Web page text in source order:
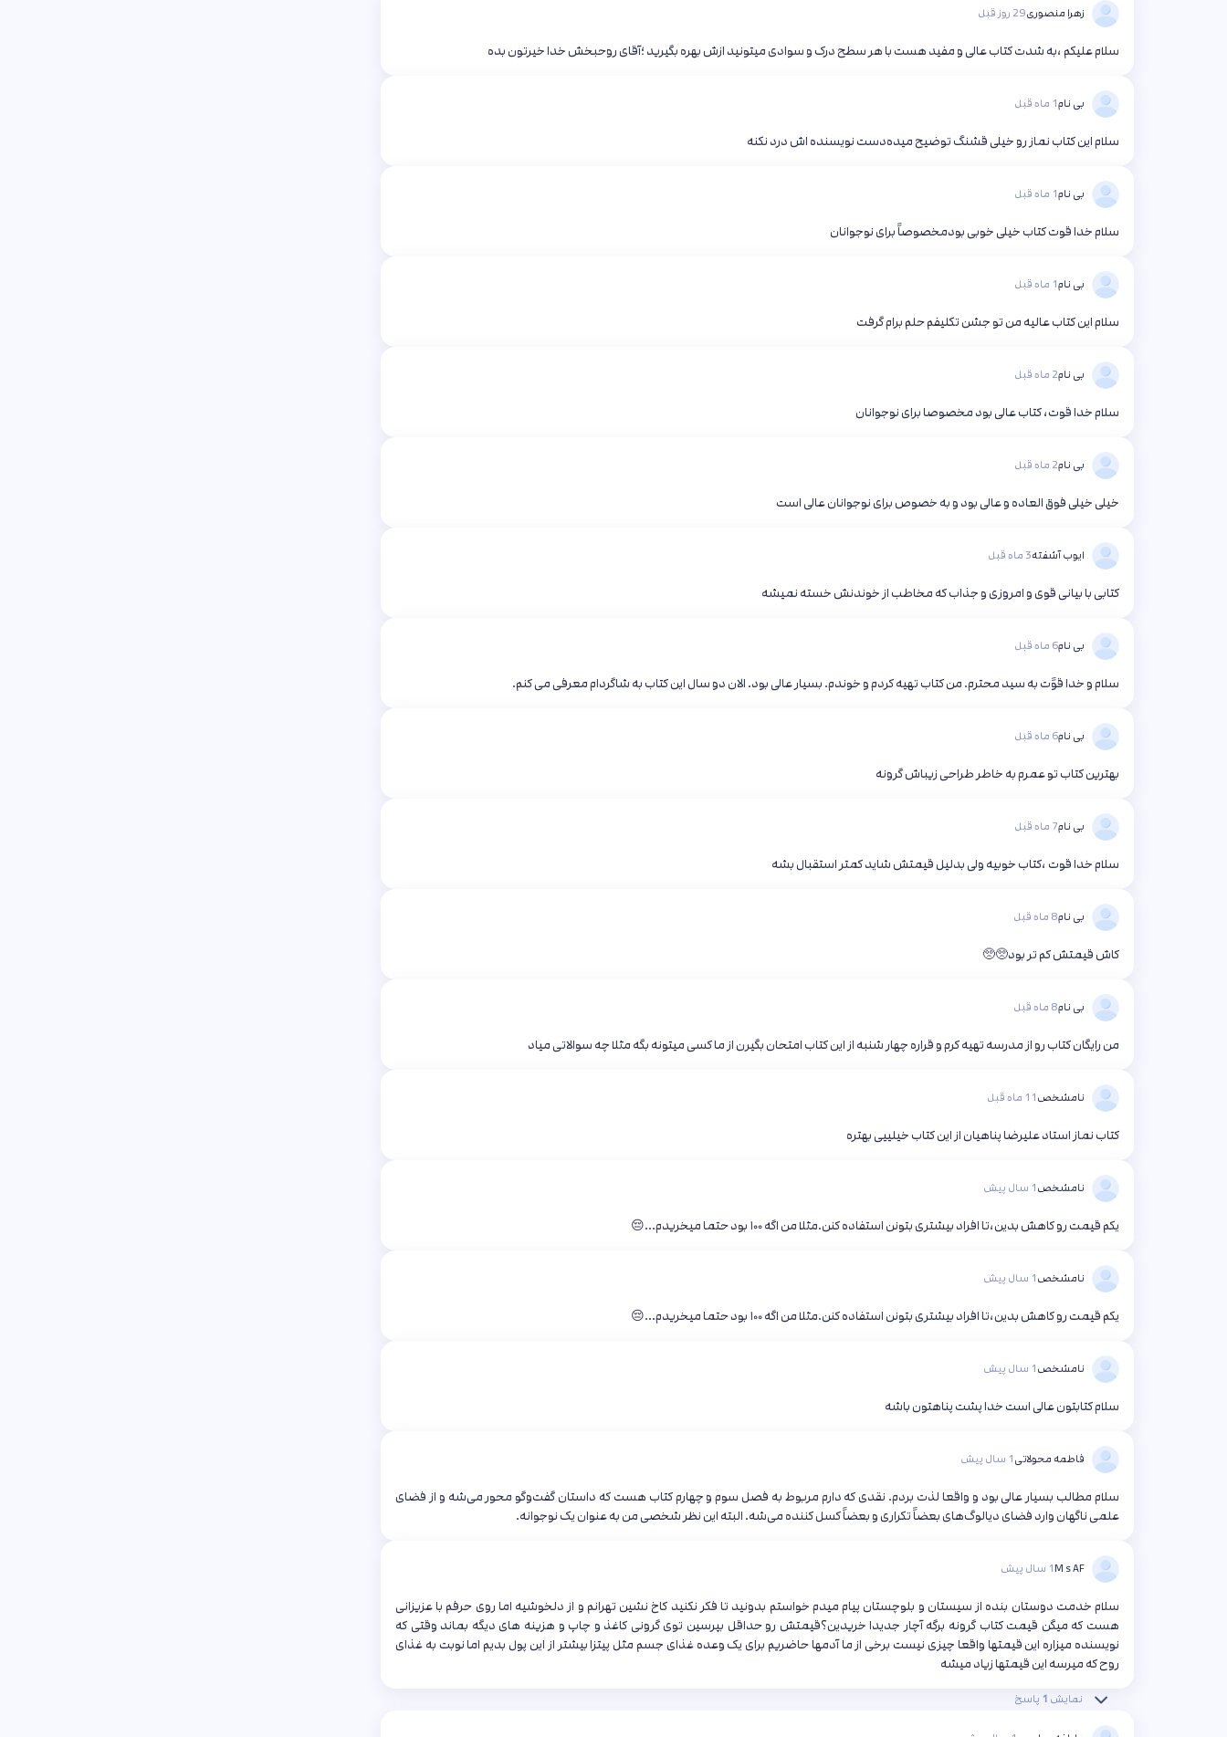
زهرا منصوری29 روز قبل
سلام علیکم ،به شدت کتاب عالی و مفید هست با هر سطح درک و سوادی میتونید ازش بهره بگیرید ؛آقای روحبخش خدا خیرتون بده
بی نام1 ماه قبل
سلام این کتاب نماز رو خیلی قشنگ توضیح میده‌‌‌‌‌دست نویسنده اش درد نکنه
بی نام1 ماه قبل
سلام خدا قوت کتاب خیلی خوبی بودمخصوصاً برای نوجوانان
بی نام1 ماه قبل
سلام این کتاب عالیه من تو جشن تکلیفم حلم برام گرفت
بی نام2 ماه قبل
سلام خدا قوت، کتاب عالی بود مخصوصا برای نوجوانان
بی نام2 ماه قبل
خیلی خیلی فوق العاده و عالی بود و به خصوص برای نوجوانان عالی است
ایوب آشفته3 ماه قبل
کتابی با بیانی قوی و امروزی و جذاب که مخاطب از خوندنش خسته نمیشه
بی نام6 ماه قبل
سلام و خدا قوًت به سید محترم. من کتاب تهیه کردم و خوندم. بسیار عالی بود. الان دو سال این کتاب به شاگردام معرفی می کنم.
بی نام6 ماه قبل
بهترین کتاب تو عمرم به خاطر طراحی زیباش گرونه
بی نام7 ماه قبل
سلام خدا قوت ،کتاب خوبیه ولی بدلیل قیمتش شاید کمتر استقبال بشه
بی نام8 ماه قبل
کاش قیمتش کم تر بود🥺🥺
بی نام8 ماه قبل
من رایگان کتاب رو از مدرسه تهیه کرم و قراره چهار شنبه از این کتاب امتحان بگیرن از ما کسی میتونه بگه مثلا چه سوالاتی میاد
نامشخص11 ماه قبل
کتاب نماز استاد علیرضا پناهیان از این کتاب خیلییی بهتره
نامشخص1 سال پیش
یکم قیمت رو کاهش بدین،تا افراد بیشتری بتونن استفاده کنن.مثلا من اگه ۱۰۰ بود حتما میخریدم...😔
نامشخص1 سال پیش
یکم قیمت رو کاهش بدین،تا افراد بیشتری بتونن استفاده کنن.مثلا من اگه ۱۰۰ بود حتما میخریدم...😔
نامشخص1 سال پیش
سلام کتابتون عالی است خدا پشت پناهتون باشه
فاطمه محولاتی1 سال پیش
سلام مطالب بسیار عالی بود و واقعا لذت بردم. نقدی که دارم مربوط به فصل سوم و چهارم کتاب هست که داستان گفت‌و‌گو محور می‌شه و از فضای
علمی ناگهان وارد فضای دیالوگ‌های بعضاً تکراری و بعضاً کسل کننده می‌شه. البته این نظر شخصی من به عنوان یک نوجوانه.
M s AF1 سال پیش
سلام خدمت دوستان بنده از سیستان و بلوچستان پیام میدم خواستم بدونید تا فکر نکنید کاخ نشین تهرانم و از دلخوشیه اما روی حرفم با عزیزانی
هست که میگن قیمت کتاب گرونه برگه آچار جدیدا خریدین؟قیمتش رو حداقل بپرسین توی گرونی کاغذ و چاپ و هزینه های دیگه بماند وقتی که
نویسنده میزاره این قیمتها واقعا چیزی نیست برخی از ما آدمها حاضریم برای یک وعده غذای جسم مثل پیتزا بیشتر از این پول بدیم اما نوبت به غذای
روح که میرسه این قیمتها زیاد میشه
نمایش 1 پاسخ